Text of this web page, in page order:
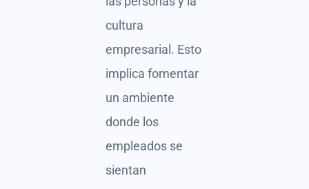
cultura
empresarial. Esto
implica fomentar
un ambiente
donde los
empleados se
sientan